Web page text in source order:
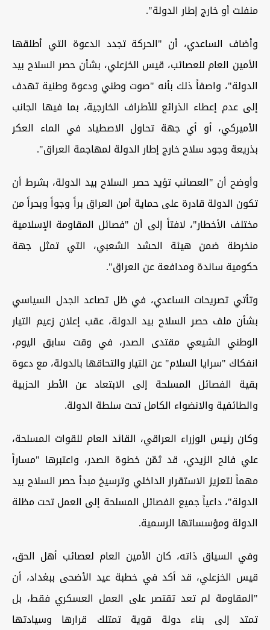
منفلت أو خارج إطار الدولة".
وأضاف الساعدي، أن "الحركة تجدد الدعوة التي أطلقها
الأمين العام للعصائب، قيس الخزعلي، بشأن حصر السلاح بيد
الدولة"، واصفاً ذلك بأنه "صوت وطني ودعوة وطنية تهدف
إلى عدم إعطاء الذرائع للأطراف الخارجية، بما فيها الجانب
الأميركي، أو أي جهة تحاول الاصطياد في الماء العكر
بذريعة وجود سلاح خارج إطار الدولة لمهاجمة العراق".
وأوضح أن "العصائب تؤيد حصر السلاح بيد الدولة، بشرط أن
تكون الدولة قادرة على حماية أمن العراق براً وجواً وبحراً من
مختلف الأخطار"، لافتاً إلى أن "فصائل المقاومة الإسلامية
منخرطة ضمن هيئة الحشد الشعبي، التي تمثل جهة
حكومية ساندة ومدافعة عن العراق".
وتأتي تصريحات الساعدي، في ظل تصاعد الجدل السياسي
بشأن ملف حصر السلاح بيد الدولة، عقب إعلان زعيم التيار
الوطني الشيعي مقتدى الصدر، في وقت سابق اليوم،
انفكاك "سرايا السلام" عن التيار والتحاقها بالدولة، مع دعوة
بقية الفصائل المسلحة إلى الابتعاد عن الأطر الحزبية
والطائفية والانضواء الكامل تحت سلطة الدولة.
وكان رئيس الوزراء العراقي، القائد العام للقوات المسلحة،
علي فالح الزيدي، قد ثمّن خطوة الصدر، واعتبرها "مساراً
مهماً لتعزيز الاستقرار الداخلي وترسيخ مبدأ حصر السلاح بيد
الدولة"، داعياً جميع الفصائل المسلحة إلى العمل تحت مظلة
الدولة ومؤسساتها الرسمية.
وفي السياق ذاته، كان الأمين العام لعصائب أهل الحق،
قيس الخزعلي، قد أكد في خطبة عيد الأضحى ببغداد، أن
"المقاومة لم تعد تقتصر على العمل العسكري فقط، بل
تمتد إلى بناء دولة قوية تمتلك قرارها وسيادتها